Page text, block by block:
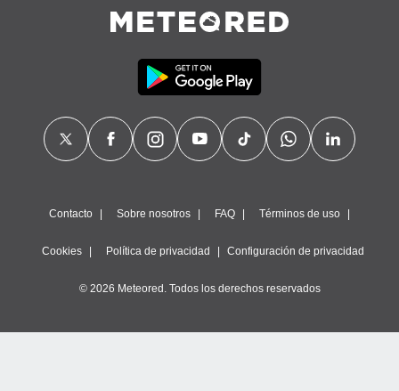
Contacto Sobre nosotros FAQ Términos de uso
Cookies Política de privacidad Configuración de privacidad
© 2026 Meteored. Todos los derechos reservados